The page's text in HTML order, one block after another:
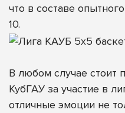
что в составе
10.
В любом случае стоит
КубГАУ за участие в
отличные эмоции не